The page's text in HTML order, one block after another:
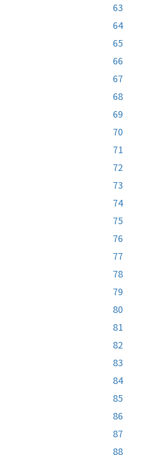
63
64
65
66
67
68
69
70
71
72
73
74
75
76
77
78
79
80
81
82
83
84
85
86
87
88